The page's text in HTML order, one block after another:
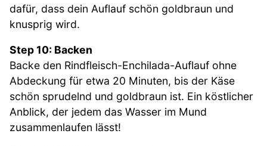
dafür, dass dein Auflauf schön goldbraun und
knusprig wird.
Step 10: Backen
Backe den Rindfleisch-Enchilada-Auflauf ohne
Abdeckung für etwa 20 Minuten, bis der Käse
schön sprudelnd und goldbraun ist. Ein köstlicher
Anblick, der jedem das Wasser im Mund
zusammenlaufen lässt!